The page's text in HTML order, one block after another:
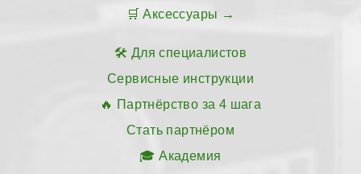
Аксессуары
Для специалистов
Сервисные инструкции
Партнёрство за 4 шага
Стать партнёром
Академия